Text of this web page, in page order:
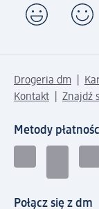
Drogeria dm
Kontakt
Znajdź
Metody
Połącz się z dm